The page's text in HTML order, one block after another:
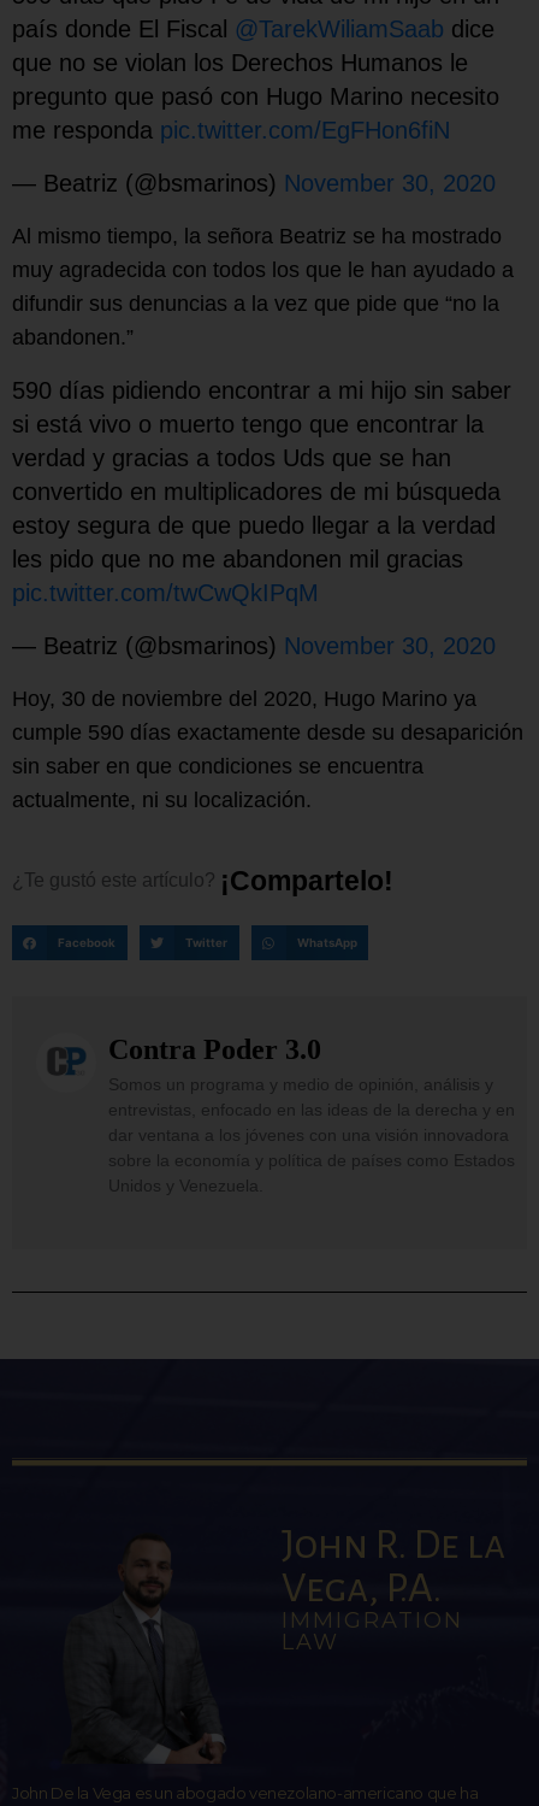
país donde El Fiscal @TarekWiliamSaab dice
que no se violan los Derechos Humanos le
pregunto que pasó con Hugo Marino necesito
me responda pic.twitter.com/EgFHon6fiN
— Beatriz (@bsmarinos) November 30, 2020
Al mismo tiempo, la señora Beatriz se ha mostrado
muy agradecida con todos los que le han ayudado a
difundir sus denuncias a la vez que pide que “no la
abandonen.”
590 días pidiendo encontrar a mi hijo sin saber
si está vivo o muerto tengo que encontrar la
verdad y gracias a todos Uds que se han
convertido en multiplicadores de mi búsqueda
estoy segura de que puedo llegar a la verdad
les pido que no me abandonen mil gracias
pic.twitter.com/twCwQkIPqM
— Beatriz (@bsmarinos) November 30, 2020
Hoy, 30 de noviembre del 2020, Hugo Marino ya
cumple 590 días exactamente desde su desaparición
sin saber en que condiciones se encuentra
actualmente, ni su localización.
¿Te gustó este artículo? ¡Compartelo!
Facebook Twitter WhatsApp
Contra Poder 3.0
Somos un programa y medio de opinión, análisis y
entrevistas, enfocado en las ideas de la derecha y en
dar ventana a los jóvenes con una visión innovadora
sobre la economía y política de países como Estados
Unidos y Venezuela.
John R. De la
Vega, P.A.
IMMIGRATION
LAW
John De la Vega es un abogado venezolano-americano que ha